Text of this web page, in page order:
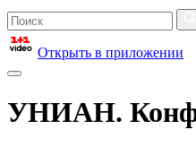
Открыть в приложении
УНИАН.